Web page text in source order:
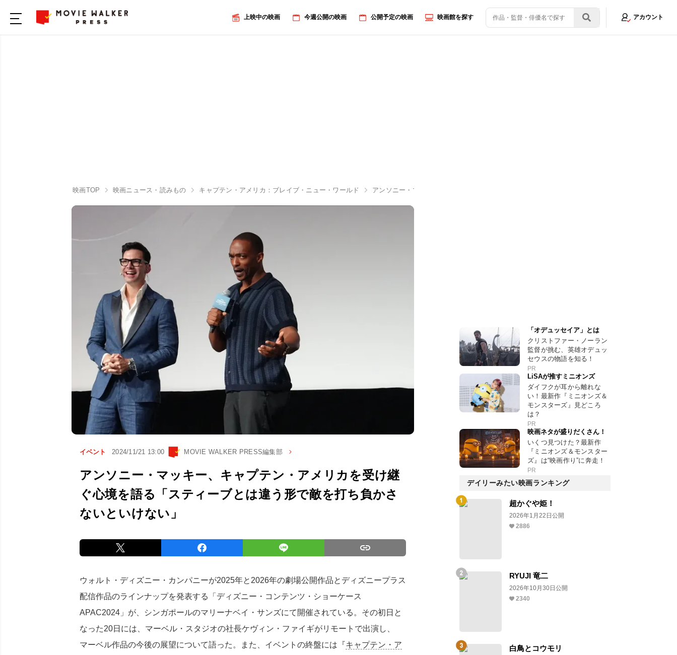
上映中の映画 今週公開の映画 公開予定の映画 映画館を探す アカウント
映画TOP 映画ニュース・読みもの キャプテン・アメリカ：ブレイブ・ニュー・ワールド アンソニー・マッキー、キャプテン・アメリカを受け継ぐ心境を語る「スティーブとは違う形で敵を
イベント 2024/11/21 13:00 MOVIE WALKER PRESS編集部
アンソニー・マッキー、キャプテン・アメリカを受け継
ぐ心境を語る「スティーブとは違う形で敵を打ち負かさ
ないといけない」
ウォルト・ディズニー・カンパニーが2025年と2026年の劇場公開作品とディズニープラス
配信作品のラインナップを発表する「ディズニー・コンテンツ・ショーケース
APAC2024」が、シンガポールのマリーナベイ・サンズにて開催されている。その初日と
なった20日には、マーベル・スタジオの社長ケヴィン・ファイギがリモートで出演し、
マーベル作品の今後の展望について語った。また、イベントの終盤には『キャプテン・ア
「オデュッセイア」とは
クリストファー・ノーラン
監督が挑む、英雄オデュッ
セウスの物語を知る！
PR
LiSAが推すミニオンズ
ダイフクが耳から離れな
い！最新作『ミニオンズ＆
モンスターズ』見どころ
は？
PR
映画ネタが盛りだくさん！
いくつ見つけた？最新作
『ミニオンズ＆モンスター
ズ』は“映画作り”に奔走！
PR
デイリーみたい映画ランキング
超かぐや姫！
2026年1月22日公開
2886
RYUJI 竜二
2026年10月30日公開
2340
白鳥とコウモリ